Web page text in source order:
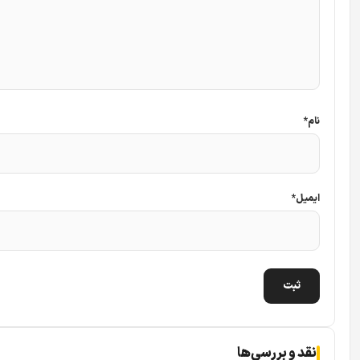
در این دوربین برابر با۲۵ یا ۳۰ فریم بر ثانیه
شما پنهان نمی‌ماند.
انتخاب لنز مناسب، یکی از فنی‌ترین بخش‌های خرید دوربین
می‌کند که هر کدام زاویه دید و کاربرد خاص خود را دارند. درک
لنز ۲.۸ میلی‌متر:
این لنز محبوب‌ترین گزینه برای پوشش
اگر می‌خواهید کل حیاط، پارکینگ یا یک اتاق بزرگ را تنها با یک دوربین پوشش
لنز ۳.۶ میلی‌متر:
می‌رسند. این لنز تعادل خوبی بین وسعت دید و جزئیات برقرار
نقد و بررسی‌ها
نام*
ایمیل*